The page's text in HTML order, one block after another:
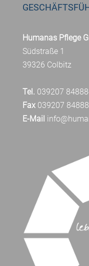
Humanas Pflege
Südstraße 1
39326 Colbitz
Tel. 039207
Fax039207
E-Mail